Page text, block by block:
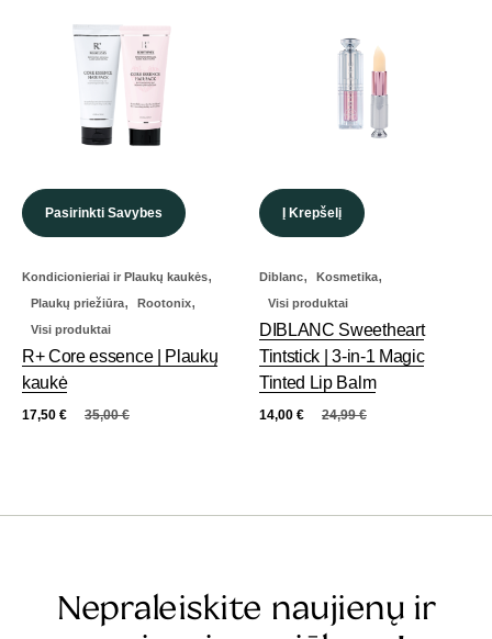
Pasirinkti Savybes
Kondicionieriai ir Plaukų kaukės,
Plaukų priežiūra, Rootonix,
Visi produktai
R+ Core essence | Plaukų
kaukė
35,00€
17,50 €
Į Krepšelį
Diblanc, Kosmetika,
Visi produktai
DIBLANC Sweetheart
Tintstick | 3-in-1 Magic
Tinted Lip Balm
24,99€
14,00 €
Nepraleiskite naujienų ir